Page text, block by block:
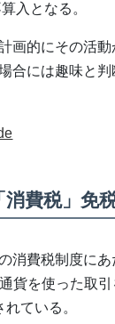
入となる。
画的にその活
合には趣味と
消費税」免
消費税制度に
貨を使った取
ている。